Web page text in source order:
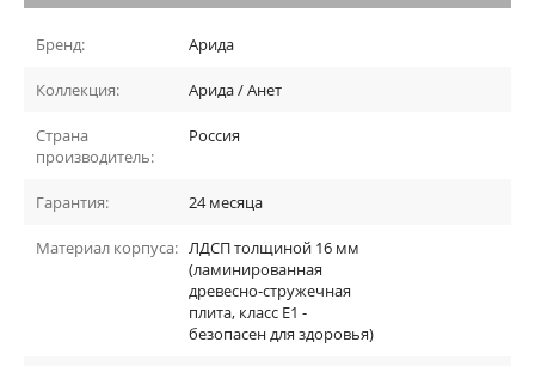
Бренд: Арида
Коллекция: Арида / Анет
Страна
производитель:
Россия
Гарантия: 24 месяца
Материал корпуса: ЛДСП толщиной 16 мм
(ламинированная
древесно-стружечная
плита, класс E1 -
безопасен для здоровья)